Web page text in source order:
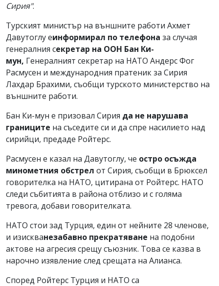
Сирия".
Турският министър на външните работи Ахмет
Давутоглу еинформирал по телефона за случая
генералния секретар на ООН Бан Ки-
мун, Генералният секретар на НАТО Андерс Фог
Расмусен и международния пратеник за Сирия
Лахдар Брахими, съобщи турското министерство на
външните работи.
Бан Ки-мун е призовал Сирия да не нарушава
границите на съседите си и да спре насилието над
сирийци, предаде Ройтерс.
Расмусен е казал на Давутоглу, че остро осъжда
минометния обстрел от Сирия, съобщи в Брюксел
говорителка на НАТО, цитирана от Ройтерс. НАТО
следи събитията в района отблизо и с голяма
тревога, добави говорителката.
НАТО стои зад Турция, един от нейните 28 членове,
и изискванезабавно прекратяване на подобни
актове на агресия срещу съюзник. Това се казва в
нарочно изявление след срещата на Алианса.
Според Ройтерс Турция и НАТО са